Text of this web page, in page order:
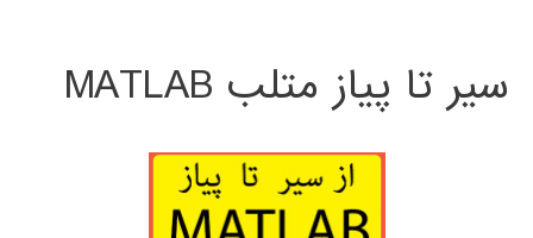
سیر تا پیاز متلب MATLAB